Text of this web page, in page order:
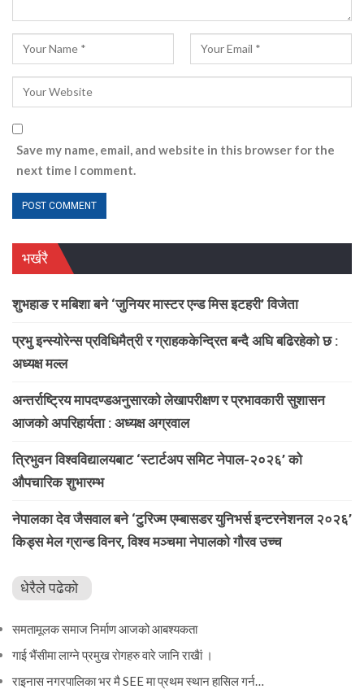
Save my name, email, and website in this browser for the
next time I comment.
भर्खरै
शुभहाङ र मबिशा बने ‘जुनियर मास्टर एन्ड मिस इटहरी’ विजेता
प्रभु इन्स्योरेन्स प्रविधिमैत्री र ग्राहककेन्द्रित बन्दै अघि बढिरहेको छ :
अध्यक्ष मल्ल
अन्तर्राष्ट्रिय मापदण्डअनुसारको लेखापरीक्षण र प्रभावकारी सुशासन
आजको अपरिहार्यता : अध्यक्ष अग्रवाल
त्रिभुवन विश्वविद्यालयबाट ‘स्टार्टअप समिट नेपाल-२०२६’ को
औपचारिक शुभारम्भ
नेपालका देव जैसवाल बने ‘टुरिज्म एम्बासडर युनिभर्स इन्टरनेशनल २०२६’
किड्स मेल ग्रान्ड विनर, विश्व मञ्चमा नेपालको गौरव उच्च
धेरैले पढेको
समतामूलक समाज निर्माण आजको आबश्यकता
गाई भैंसीमा लाग्ने प्रमुख रोगहरु वारे जानि राखैां ।
राइनास नगरपालिका भर मै SEE मा प्रथम स्थान हासिल गर्न…